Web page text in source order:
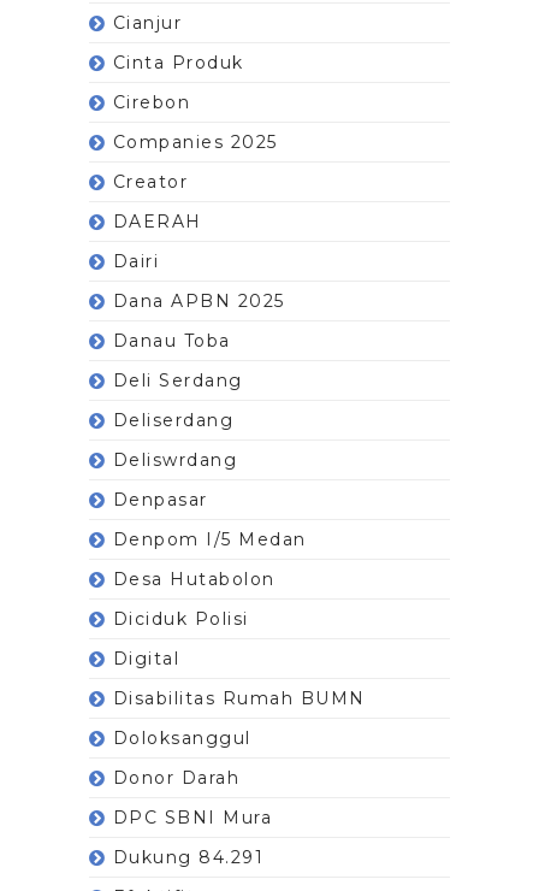
Cianjur
Cinta Produk
Cirebon
Companies 2025
Creator
DAERAH
Dairi
Dana APBN 2025
Danau Toba
Deli Serdang
Deliserdang
Deliswrdang
Denpasar
Denpom I/5 Medan
Desa Hutabolon
Diciduk Polisi
Digital
Disabilitas Rumah BUMN
Doloksanggul
Donor Darah
DPC SBNI Mura
Dukung 84.291